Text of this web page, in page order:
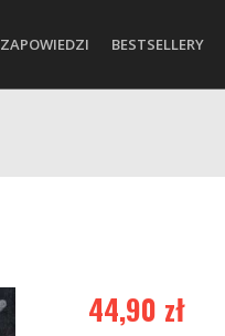
ZAPOWIEDZI BESTSELLERY
44,90 zł